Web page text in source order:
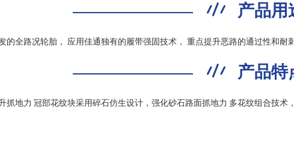
产品用
的全路况轮胎， 应用佳通独有的履带强固技术， 重点提升恶路的通过性和耐
产品特
抓地力 冠部花纹块采用碎石仿生设计，强化砂石路面抓地力 多花纹组合技